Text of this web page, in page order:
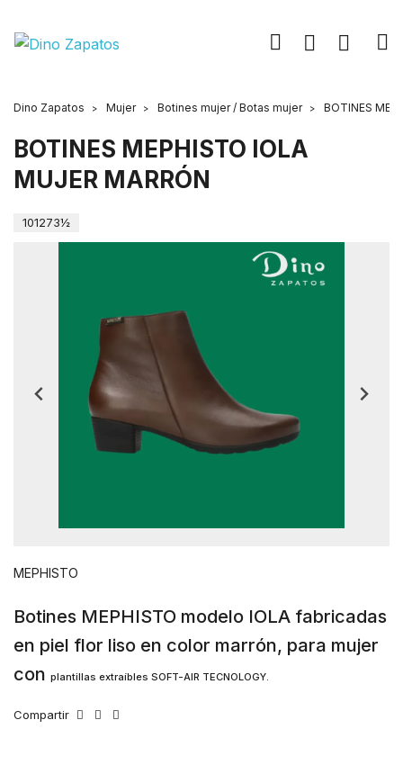
Dino Zapatos Mujer Botines mujer / Botas mujer BOTINES
BOTINES MEPHISTO IOLA
MUJER MARRÓN
101273½
MEPHISTO
Botines MEPHISTO modelo IOLA fabricadas
en piel flor liso en color marrón, para mujer
con plantillas extraíbles SOFT-AIR TECNOLOGY.
Compartir